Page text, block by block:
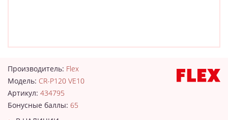
Производитель: Flex
Модель: CR-P120 VE10
Артикул: 434795
Бонусные баллы: 65